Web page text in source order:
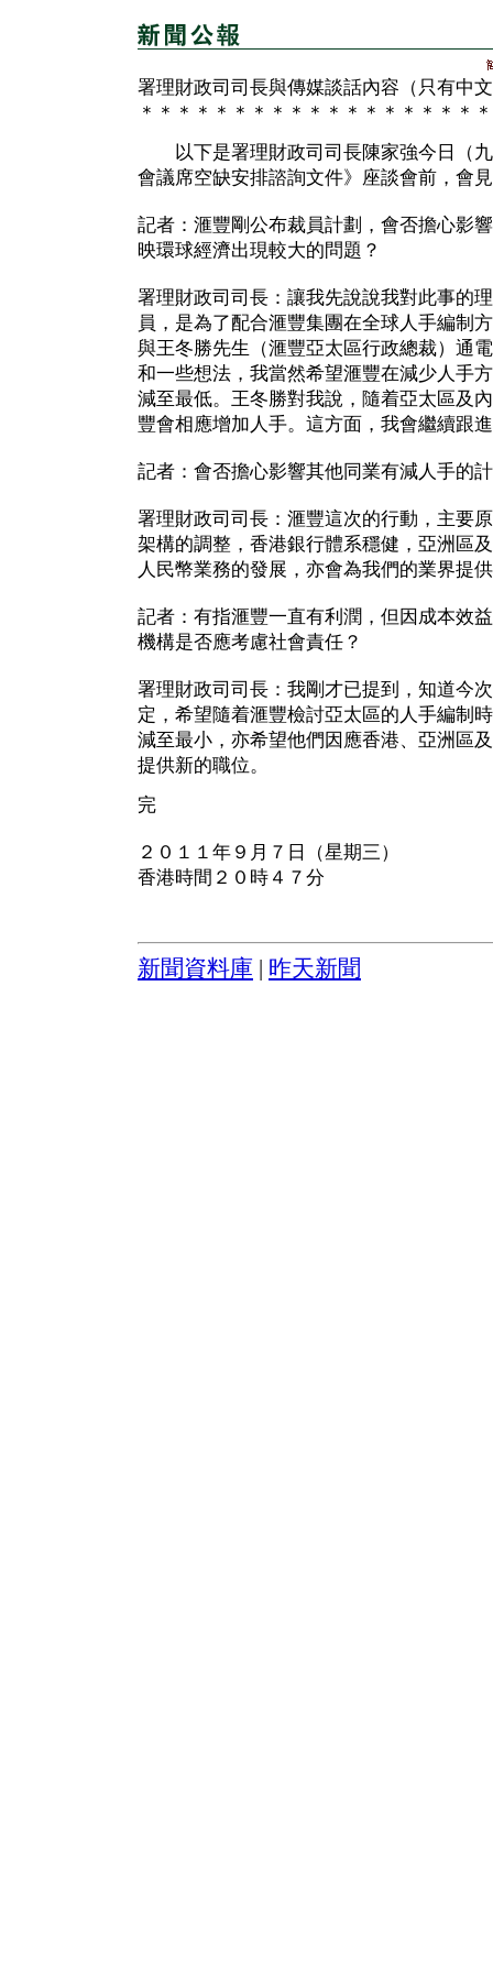
署理財政司司長與傳媒談話內容（只有中
＊＊＊＊＊＊＊＊＊＊＊＊＊＊＊＊＊＊
以下是署理財政司司長陳家強今日（九
會議席空缺安排諮詢文件》座談會前，會
記者：滙豐剛公布裁員計劃，會否擔心影
映環球經濟出現較大的問題？
署理財政司司長：讓我先說說我對此事的
員，是為了配合滙豐集團在全球人手編制
與王冬勝先生（滙豐亞太區行政總裁）通
和一些想法，我當然希望滙豐在減少人手
減至最低。王冬勝對我說，隨着亞太區及
豐會相應增加人手。這方面，我會繼續跟
記者：會否擔心影響其他同業有減人手的
署理財政司司長：滙豐這次的行動，主要
架構的調整，香港銀行體系穩健，亞洲區
人民幣業務的發展，亦會為我們的業界提
記者：有指滙豐一直有利潤，但因成本效
機構是否應考慮社會責任？
署理財政司司長：我剛才已提到，知道今
定，希望隨着滙豐檢討亞太區的人手編制
減至最小，亦希望他們因應香港、亞洲區
提供新的職位。
完
２０１１年９月７日（星期三）
香港時間２０時４７分
新聞資料庫 昨天新聞